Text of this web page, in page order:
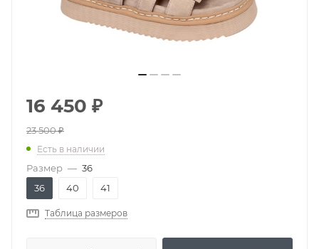
16 450 ₽
23 500₽
Есть в наличии
Размер — 36
36
40 41
Таблица размеров